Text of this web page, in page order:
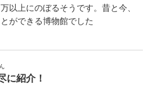
以上にのぼるそうです。昔と今、
ができる博物館でした
に紹介！